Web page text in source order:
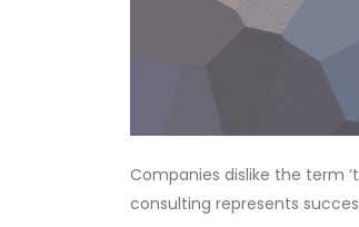
Companies dislike the term
consulting represents